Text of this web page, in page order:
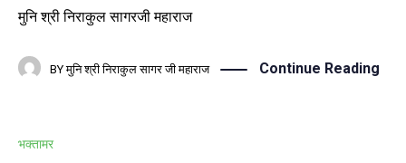
मुनि श्री निराकुल सागरजी महाराज
BY मुनि श्री निराकुल सागर जी महाराज Continue Reading
भक्तामर